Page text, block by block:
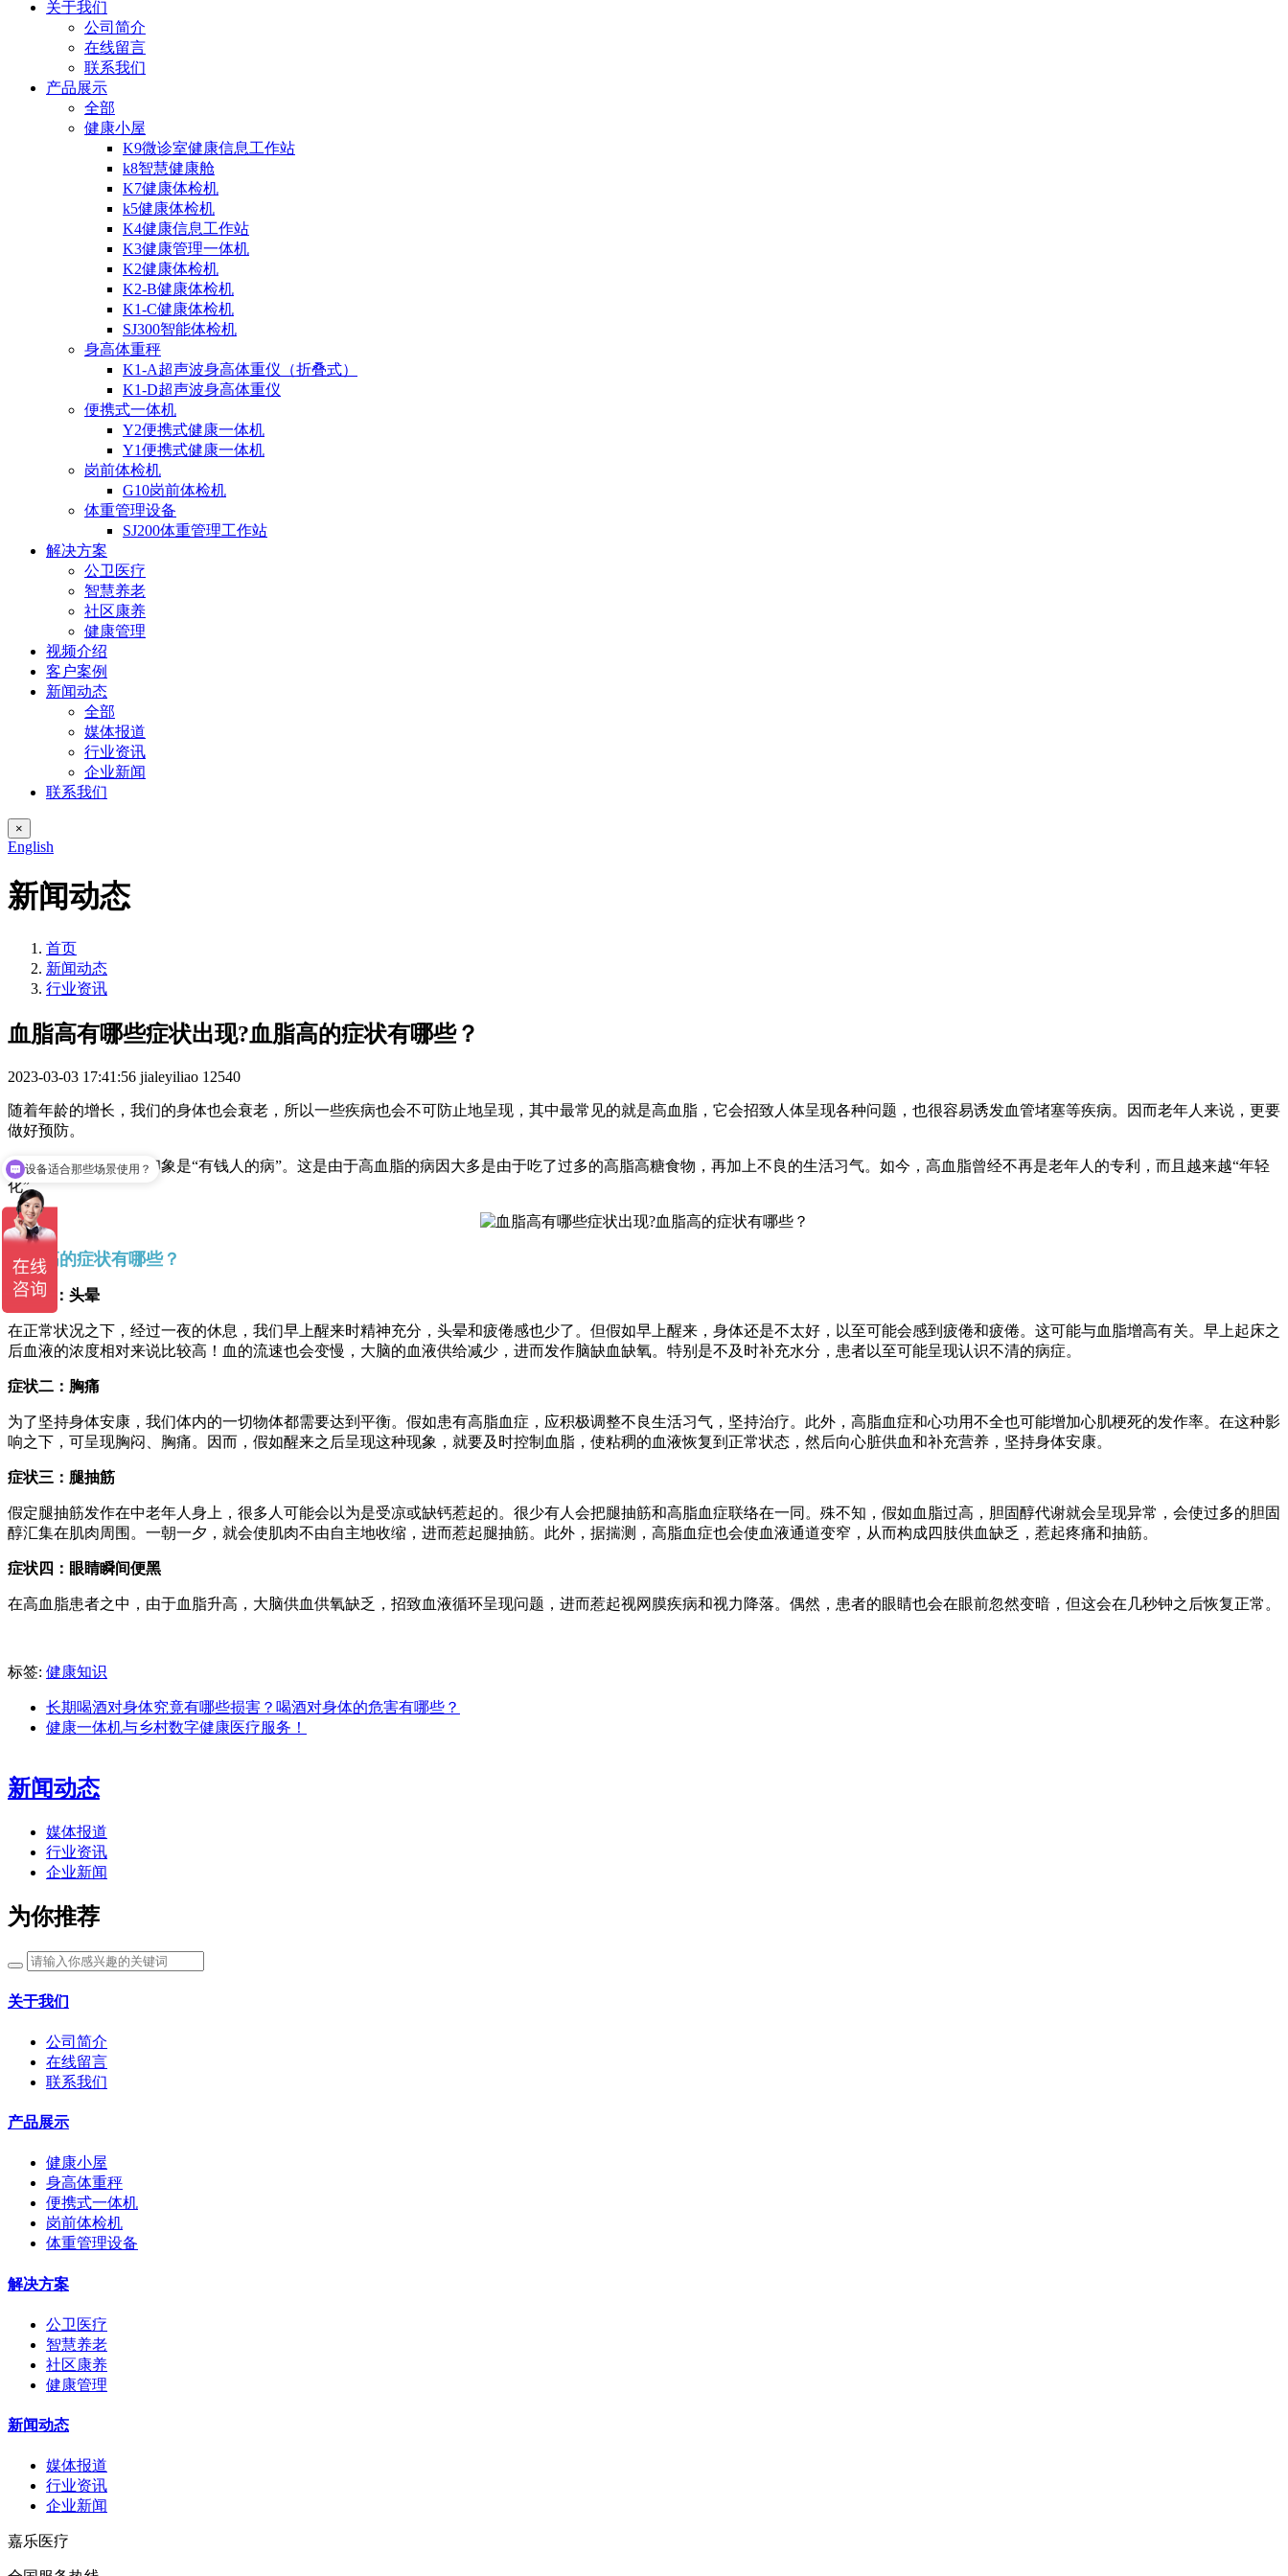
关于我们
公司简介
在线留言
联系我们
产品展示
全部
健康小屋
K9微诊室健康信息工作站
k8智慧健康舱
K7健康体检机
k5健康体检机
K4健康信息工作站
K3健康管理一体机
K2健康体检机
K2-B健康体检机
K1-C健康体检机
SJ300智能体检机
身高体重秤
K1-A超声波身高体重仪（折叠式）
K1-D超声波身高体重仪
便携式一体机
Y2便携式健康一体机
Y1便携式健康一体机
岗前体检机
G10岗前体检机
体重管理设备
SJ200体重管理工作站
解决方案
公卫医疗
智慧养老
社区康养
健康管理
视频介绍
客户案例
新闻动态
全部
媒体报道
行业资讯
企业新闻
联系我们
×
English
新闻动态
首页
新闻动态
行业资讯
血脂高有哪些症状出现?血脂高的症状有哪些？
2023-03-03 17:41:56 jialeyiliao 12540
随着年龄的增长，我们的身体也会衰老，所以一些疾病也会不可防止地呈现，其中最常见的就是高血脂，它会招致人体呈现各种问题，也很容易诱发血管堵塞等疾病。因而老年人来说，更要
做好预防。
大多数人对高血脂的印象是“有钱人的病”。这是由于高血脂的病因大多是由于吃了过多的高脂高糖食物，再加上不良的生活习气。如今，高血脂曾经不再是老年人的专利，而且越来越“年轻
化”。
血脂高的症状有哪些？
症状一：头晕
在正常状况之下，经过一夜的休息，我们早上醒来时精神充分，头晕和疲倦感也少了。但假如早上醒来，身体还是不太好，以至可能会感到疲倦和疲倦。这可能与血脂增高有关。早上起床之
后血液的浓度相对来说比较高！血的流速也会变慢，大脑的血液供给减少，进而发作脑缺血缺氧。特别是不及时补充水分，患者以至可能呈现认识不清的病症。
症状二：胸痛
为了坚持身体安康，我们体内的一切物体都需要达到平衡。假如患有高脂血症，应积极调整不良生活习气，坚持治疗。此外，高脂血症和心功用不全也可能增加心肌梗死的发作率。在这种影
响之下，可呈现胸闷、胸痛。因而，假如醒来之后呈现这种现象，就要及时控制血脂，使粘稠的血液恢复到正常状态，然后向心脏供血和补充营养，坚持身体安康。
症状三：腿抽筋
假定腿抽筋发作在中老年人身上，很多人可能会以为是受凉或缺钙惹起的。很少有人会把腿抽筋和高脂血症联络在一同。殊不知，假如血脂过高，胆固醇代谢就会呈现异常，会使过多的胆固
醇汇集在肌肉周围。一朝一夕，就会使肌肉不由自主地收缩，进而惹起腿抽筋。此外，据揣测，高脂血症也会使血液通道变窄，从而构成四肢供血缺乏，惹起疼痛和抽筋。
症状四：眼睛瞬间便黑
在高血脂患者之中，由于血脂升高，大脑供血供氧缺乏，招致血液循环呈现问题，进而惹起视网膜疾病和视力降落。偶然，患者的眼睛也会在眼前忽然变暗，但这会在几秒钟之后恢复正常。
标签: 健康知识
长期喝酒对身体究竟有哪些损害？喝酒对身体的危害有哪些？
健康一体机与乡村数字健康医疗服务！
新闻动态
媒体报道
行业资讯
企业新闻
为你推荐
关于我们
公司简介
在线留言
联系我们
产品展示
健康小屋
身高体重秤
便携式一体机
岗前体检机
体重管理设备
解决方案
公卫医疗
智慧养老
社区康养
健康管理
新闻动态
媒体报道
行业资讯
企业新闻
嘉乐医疗
设备适合那些场景使用？